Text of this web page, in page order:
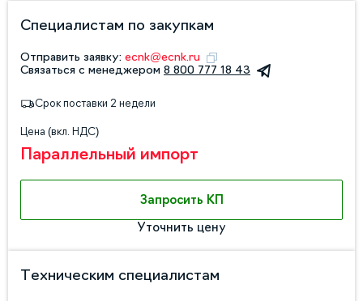
Специалистам по закупкам
Отправить заявку: ecnk@ecnk.ru
Связаться с менеджером 8 800 777 18 43
Срок поставки 2 недели
Цена (вкл. НДС)
Параллельный импорт
Запросить КП
Уточнить цену
Техническим специалистам